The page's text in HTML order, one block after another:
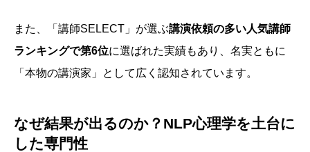
また、「講師SELECT」が選ぶ講演依頼の多い人気講師
ランキングで第6位に選ばれた実績もあり、名実ともに
「本物の講演家」として広く認知されています。
なぜ結果が出るのか？NLP心理学を土台に
した専門性